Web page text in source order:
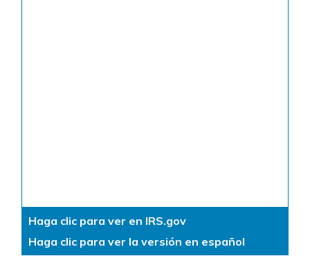
Haga clic para ver en IRS.gov
Haga clic para ver la versión en español